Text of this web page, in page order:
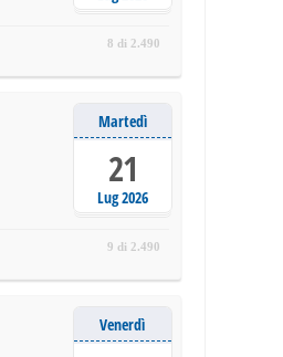
8 di 2.490
Lug 2026
Martedì
21
9 di 2.490
Venerdì